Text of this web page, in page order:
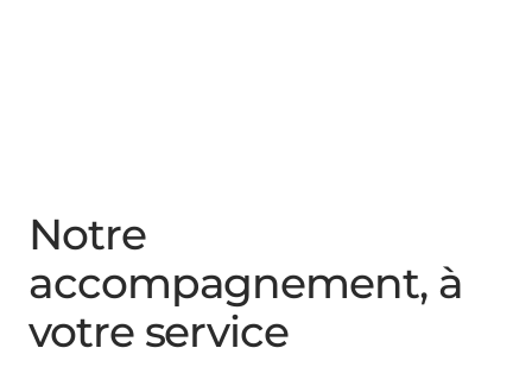
Notre
accompagnement, à
votre service